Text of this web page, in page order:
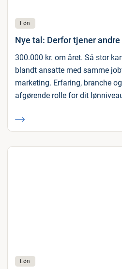
Løn
Nye tal: Derfor tjener
300.000 kr. om året. Så stor
blandt ansatte med samme
marketing. Erfaring, branche
afgørende rolle for dit
Løn